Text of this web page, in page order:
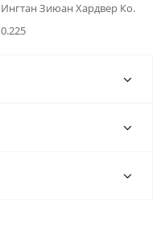
Ингтан Зиюан Хардвер Ко.
0.225